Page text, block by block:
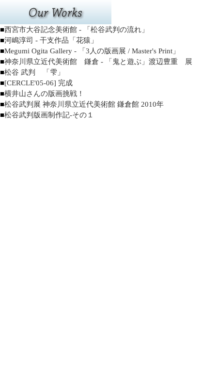
■西宮市大谷記念美術館 - 「松谷武判の流れ」
■河嶋淳司 - 干支作品「花猿」
■Megumi Ogita Gallery - 「3人の版画展 / Master's Print」
■神奈川県立近代美術館 鎌倉 - 「鬼と遊ぶ」渡辺豊重 展
■松谷 武判 「雫」
■[CERCLE'05-06] 完成
■横井山さんの版画挑戦！
■松谷武判展 神奈川県立近代美術館 鎌倉館 2010年
■松谷武判版画制作記-その１